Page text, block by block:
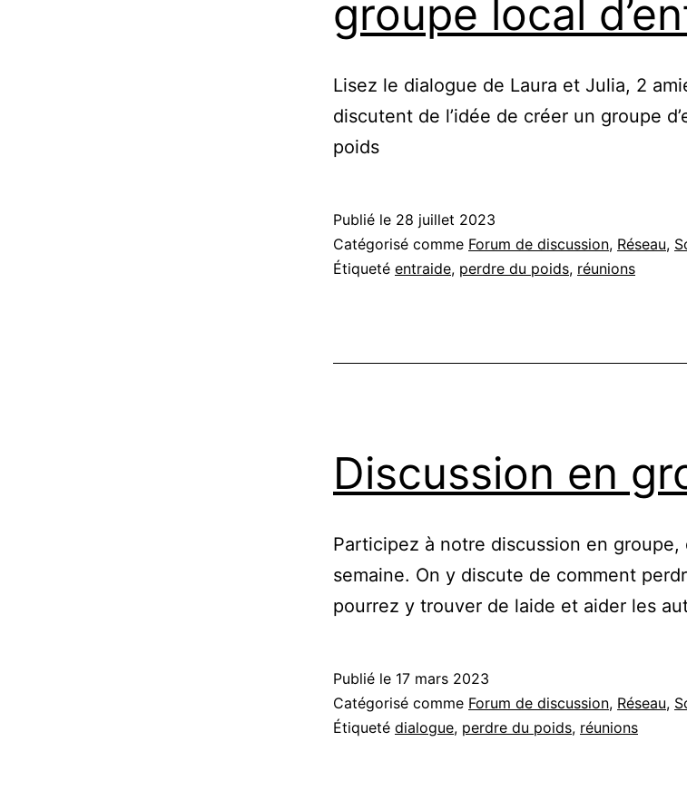
groupe local
Lisez le dialogue de Laura et Julia, 2
discutent de l’idée de créer un groupe
poids
Publié le 28 juillet 2023
Catégorisé comme Forum de discussion, Réseau,
Étiqueté entraide, perdre du poids, réunions
Discussion en
Participez à notre discussion en groupe,
semaine. On y discute de comment
pourrez y trouver de laide et aider les
Publié le 17 mars 2023
Catégorisé comme Forum de discussion, Réseau,
Étiqueté dialogue, perdre du poids, réunions